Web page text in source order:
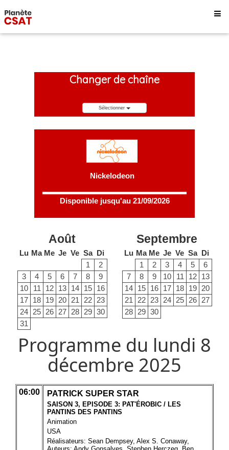
Changer de chaîne
Sélectionner
Nickelodeon
Disponible jusqu'au 21/09/2026
Août
Lu Ma Me Je Ve Sa Di
1
2
3
4 5 6 7 8
9
10
11 12 13 14 15 16
17 18 19 20 21 22 23
24 25 26 27 28 29 30
31
Septembre
Lu Ma Me Je Ve Sa Di
1
2 3 4 5
6
7
8 9 10 11 12 13
14 15 16 17 18 19 20
21
22 23 24 25 26 27
28 29 30
Programme du lundi 8
décembre 2025